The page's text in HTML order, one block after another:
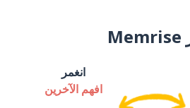
انغمر
افهم الآخرين